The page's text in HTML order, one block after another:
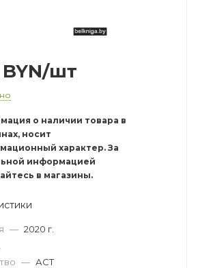
BYN/шт
о наличии товара в
носит
характер. За
информацией
в магазины.
— 2020 г.
— АСТ